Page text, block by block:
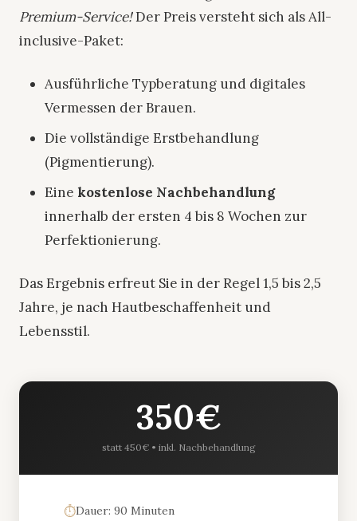
Premium-Service!Der Preis versteht sich als All-
inclusive-Paket:
Ausführliche Typberatung und digitales
Vermessen der Brauen.
Die vollständige Erstbehandlung
(Pigmentierung).
Eine kostenlose Nachbehandlung
innerhalb der ersten 4 bis 8 Wochen zur
Perfektionierung.
Das Ergebnis erfreut Sie in der Regel 1,5 bis 2,5
Jahre, je nach Hautbeschaffenheit und
Lebensstil.
350€
statt 450€ • inkl. Nachbehandlung
⏱️Dauer: 90 Minuten